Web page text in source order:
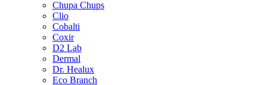
Chupa Chups
Clio
Cobalti
Coxir
D2 Lab
Dermal
Dr. Healux
Eco Branch